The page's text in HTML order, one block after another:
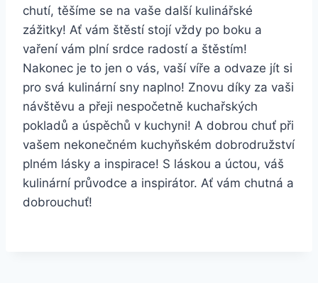
chutí, těšíme se na vaše další kulinářské
zážitky! Ať vám štěstí stojí vždy po boku a
vaření vám plní srdce radostí a štěstím!
Nakonec je to jen o vás, vaší víře a odvaze jít si
pro svá kulinární sny naplno! Znovu díky za vaši
návštěvu a přeji nespočetně kuchařských
pokladů a úspěchů v kuchyni! A dobrou chuť při
vašem nekonečném kuchyňském dobrodružství
plném lásky a inspirace! S láskou a úctou, váš
kulinární průvodce a inspirátor. Ať vám chutná a
dobrouchuť!